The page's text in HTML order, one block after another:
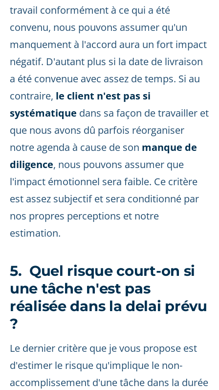
travail conformément à ce qui a été
convenu, nous pouvons assumer qu'un
manquement à l'accord aura un fort impact
négatif. D'autant plus si la date de livraison
a été convenue avec assez de temps. Si au
contraire, le client n'est pas si
systématique dans sa façon de travailler et
que nous avons dû parfois réorganiser
notre agenda à cause de son manque de
diligence, nous pouvons assumer que
l'impact émotionnel sera faible. Ce critère
est assez subjectif et sera conditionné par
nos propres perceptions et notre
estimation.
5. Quel risque court-on si
une tâche n'est pas
réalisée dans la delai prévu
?
Le dernier critère que je vous propose est
d'estimer le risque qu'implique le non-
accomplissement d'une tâche dans la durée